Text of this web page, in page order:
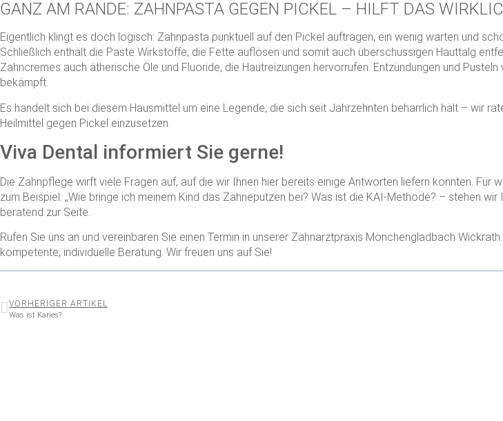
GANZ AM RANDE: ZAHNPASTA GEGEN PICKEL – HILFT DAS
Eigentlich klingt es doch logisch: Zahnpasta punktuell auf den Pickel auftragen, ein wenig warten und
Schließlich enthält die Paste Wirkstoffe, die Fette auflösen und somit auch überschüssigen Hauttalg
Zahncremes auch ätherische Öle und Fluoride, die Hautreizungen hervorrufen. Entzündungen und
bekämpft.
Es handelt sich bei diesem Hausmittel um eine Legende, die sich seit Jahrzehnten beharrlich hält – wir
Heilmittel gegen Pickel einzusetzen.
Viva Dental informiert Sie gerne!
Die Zahnpflege wirft viele Fragen auf, auf die wir Ihnen hier bereits einige Antworten liefern konnten. Für
zum Beispiel: „Wie bringe ich meinem Kind das Zähneputzen bei? Was ist die KAI-Methode? – stehen
beratend zur Seite.
Rufen Sie uns an und vereinbaren Sie einen Termin in unserer Zahnarztpraxis Mönchengladbach
kompetente, individuelle Beratung. Wir freuen uns auf Sie!
VORHERIGER ARTIKEL
Was ist Karies?